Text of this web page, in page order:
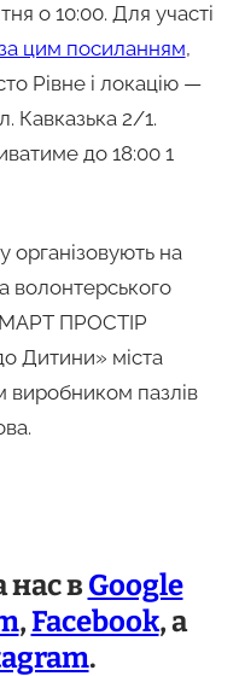
о 10:00. Для участі
цим посиланням,
Рівне і локацію —
Кавказька 2/1.
до 18:00 1
організовують на
волонтерського
ПРОСТІР
Дитини» міста
виробником пазлів
нас вGoogle
,Facebook, а
.